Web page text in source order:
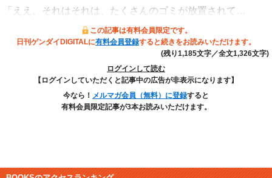
「ええ。それはそれは、たくさんのゴミが放置されて…
この記事は有料会員限定です。
日刊ゲンダイDIGITALに有料会員登録すると続きをお読みいただけます。
(残り1,185文字／全文1,326文字)
ログインして読む
【ログインしていただくと記事中の広告が非表示になります】
今なら！ メルマガ会員（無料）に登録すると
有料会員限定記事が3本お読みいただけます。